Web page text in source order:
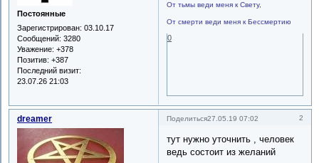
Постоянные
Зарегистрирован: 03.10.17
Сообщений: 3280
Уважение: +378
Позитив: +387
Последний визит:
23.07.26 21:03
От тьмы веди меня к Свету,
От смерти веди меня к Бессмертию
0
Поделиться 2
27.05.19 07:02
dreamer
тут нужно уточнить , человек
ведь состоит из желаний